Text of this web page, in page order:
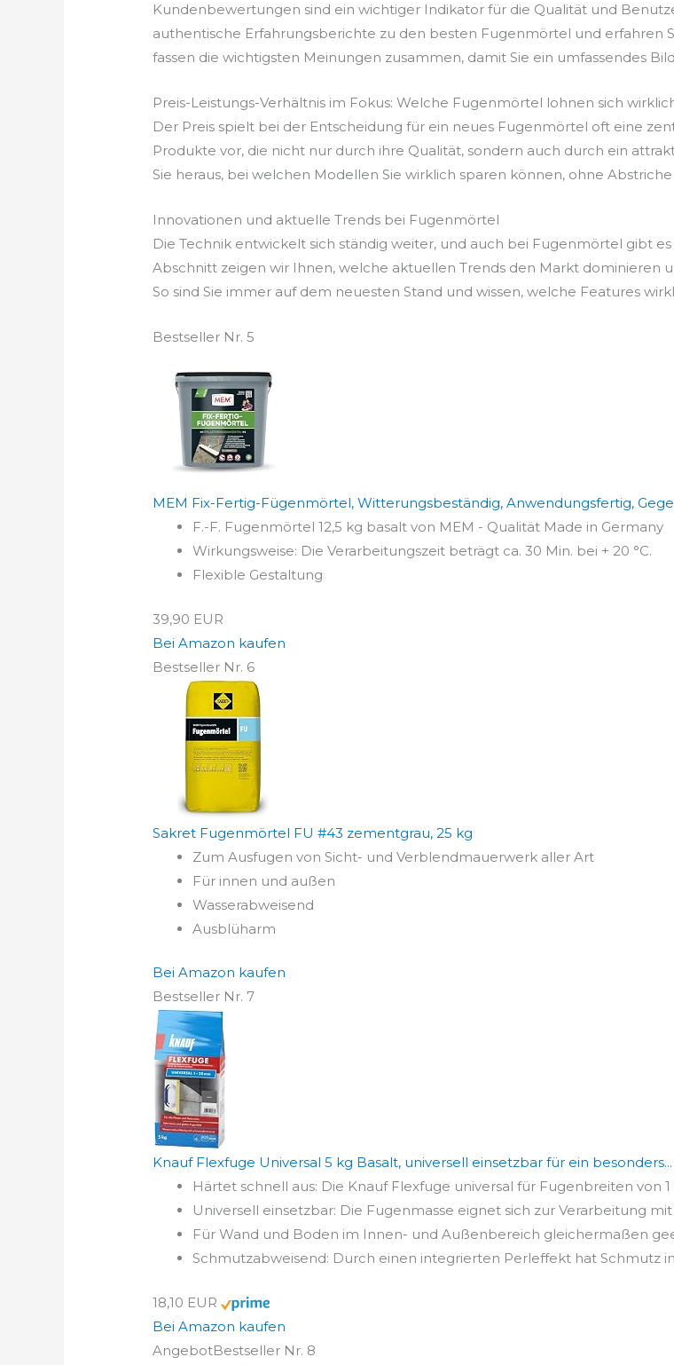
Kundenbewertungen sind ein wichtiger Indikator für die Qualität und
authentische Erfahrungsberichte zu den besten Fugenmörtel und erfahren
fassen die wichtigsten Meinungen zusammen, damit Sie ein umfassendes
Preis-Leistungs-Verhältnis im Fokus: Welche Fugenmörtel lohnen sich
Der Preis spielt bei der Entscheidung für ein neues Fugenmörtel oft eine
Produkte vor, die nicht nur durch ihre Qualität, sondern auch durch ein
Sie heraus, bei welchen Modellen Sie wirklich sparen können, ohne
Innovationen und aktuelle Trends bei Fugenmörtel
Die Technik entwickelt sich ständig weiter, und auch bei Fugenmörtel gibt
Abschnitt zeigen wir Ihnen, welche aktuellen Trends den Markt dominieren
So sind Sie immer auf dem neuesten Stand und wissen, welche Features
Bestseller Nr. 5
MEM Fix-Fertig-Fügenmörtel, Witterungsbeständig, Anwendungsfertig,
F.-F. Fugenmörtel 12,5 kg basalt von MEM - Qualität Made in Germany
Wirkungsweise: Die Verarbeitungszeit beträgt ca. 30 Min. bei + 20 °C.
Flexible Gestaltung
39,90 EUR
Bei Amazon kaufen
Bestseller Nr. 6
Sakret Fugenmörtel FU #43 zementgrau, 25 kg
Zum Ausfugen von Sicht- und Verblendmauerwerk aller Art
Für innen und außen
Wasserabweisend
Ausblüharm
Bei Amazon kaufen
Bestseller Nr. 7
Knauf Flexfuge Universal 5 kg Basalt, universell einsetzbar für ein besonders...
Härtet schnell aus: Die Knauf Flexfuge universal für Fugenbreiten von
Universell einsetzbar: Die Fugenmasse eignet sich zur Verarbeitung
Für Wand und Boden im Innen- und Außenbereich gleichermaßen
Schmutzabweisend: Durch einen integrierten Perleffekt hat Schmutz
18,10 EUR
Bei Amazon kaufen
AngebotBestseller Nr. 8